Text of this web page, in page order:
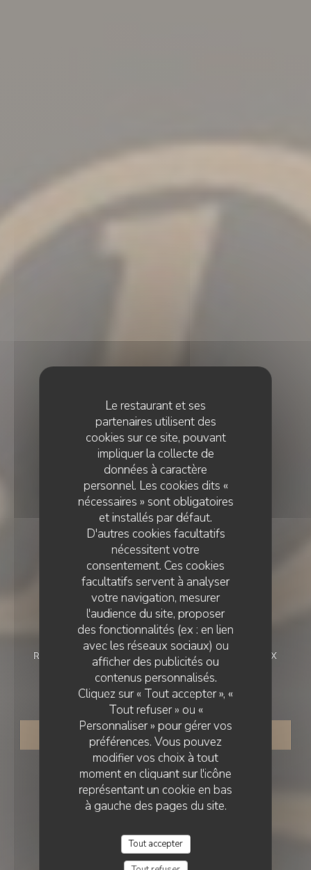
Le restaurant et ses
partenaires utilisent des
cookies sur ce site, pouvant
impliquer la collecte de
données à caractère
personnel. Les cookies dits «
nécessaires » sont obligatoires
et installés par défaut.
D'autres cookies facultatifs
nécessitent votre
consentement. Ces cookies
facultatifs servent à analyser
votre navigation, mesurer
l'audience du site, proposer
des fonctionnalités (ex : en lien
avec les réseaux sociaux) ou
afficher des publicités ou
contenus personnalisés.
Cliquez sur « Tout accepter », «
Tout refuser » ou «
Personnaliser » pour gérer vos
préférences. Vous pouvez
modifier vos choix à tout
moment en cliquant sur l'icône
représentant un cookie en bas
à gauche des pages du site.
Tout accepter
RESTAURANT BISTRONOMIQUE LE LOUROUX
La Table du Prieuré
RÉSERVER